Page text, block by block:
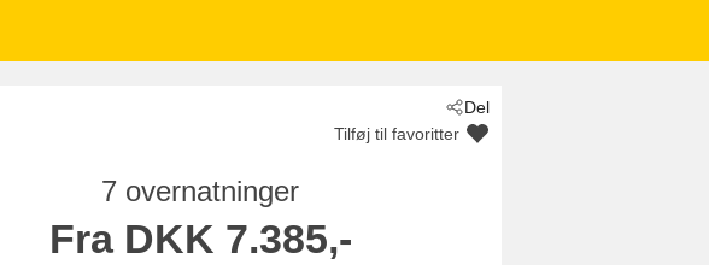
Del
Tilføj til favoritter
7 overnatninger
Fra DKK 7.385,-